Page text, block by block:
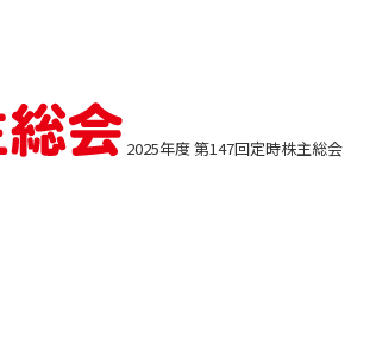
2025年度 第147回定時株主総会